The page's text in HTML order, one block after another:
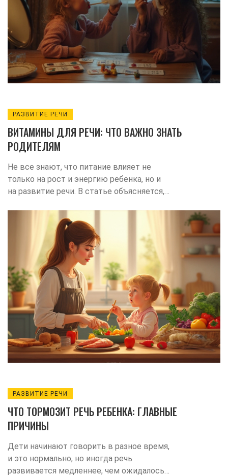
РАЗВИТИЕ РЕЧИ
ВИТАМИНЫ ДЛЯ РЕЧИ: ЧТО ВАЖНО ЗНАТЬ
РОДИТЕЛЯМ
Не все знают, что питание влияет не
только на рост и энергию ребенка, но и
на развитие речи. В статье объясняется,
речь, как их можно получить из еды, и
чем чреват их недостаток. На примерах
рассказывается, почему простой анализ
крови иногда выявляет скрытые
проблемы с речью. Есть конкретные
советы для родителей, как поддержать
речевое развитие малыша через рацион.
Информация сделана понятной и
применимой для повседневной жизни.
РАЗВИТИЕ РЕЧИ
ЧТО ТОРМОЗИТ РЕЧЬ РЕБЕНКА: ГЛАВНЫЕ
ПРИЧИНЫ
Дети начинают говорить в разное время,
и это нормально, но иногда речь
развивается медленнее, чем ожидалось.